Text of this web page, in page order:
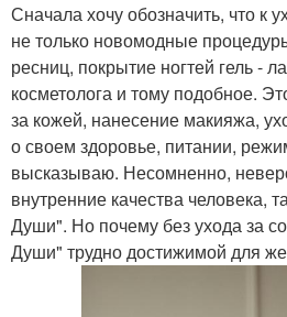
Сначала хочу обозначить, что к
не только новомодные
ресниц, покрытие ногтей гель -
косметолога и тому подобное.
за кожей, нанесение макияжа,
о своем здоровье, питании,
высказываю. Несомненно,
внутренние качества человека,
Души". Но почему без ухода за
Души" трудно достижимой для